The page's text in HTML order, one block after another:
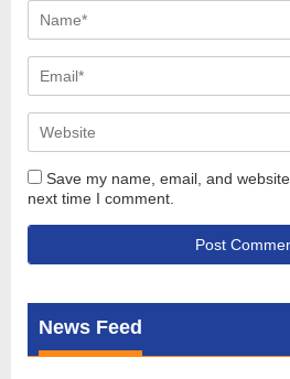
Save my name, email, and
next time I comment.
News Feed